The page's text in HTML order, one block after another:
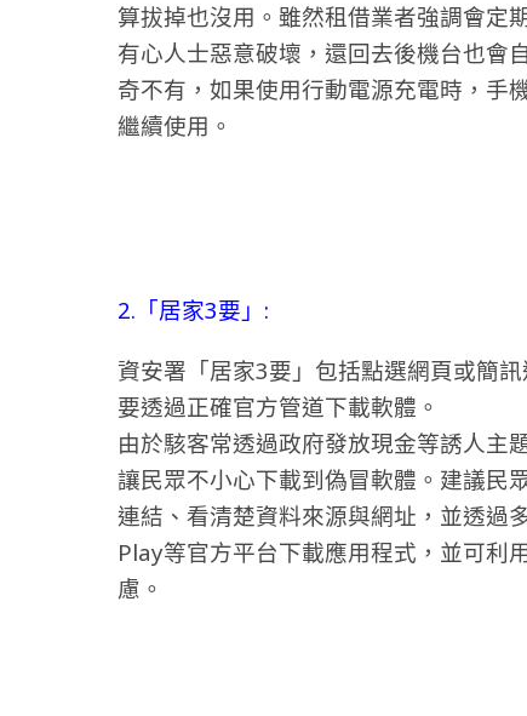
算拔掉也沒用。雖然租借業者強調會定
有心人士惡意破壞，還回去後機台也會
奇不有，如果使用行動電源充電時，手
繼續使用。
2.「居家3要」:
資安署「居家3要」包括點選網頁或簡
要透過正確官方管道下載軟體。
由於駭客常透過政府發放現金等誘人主
讓民眾不小心下載到偽冒軟體。建議民
連結、看清楚資料來源與網址，並透
Play等官方平台下載應用程式，並可利
慮。